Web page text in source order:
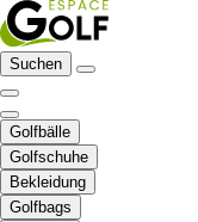
Suchen
Golfbälle
Golfschuhe
Bekleidung
Golfbags